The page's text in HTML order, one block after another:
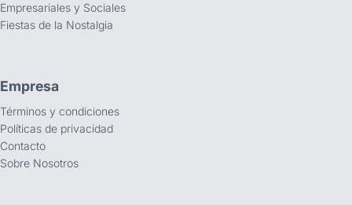
Empresariales y Sociales
Fiestas de la Nostalgia
Empresa
Términos y condiciones
Políticas de privacidad
Contacto
Sobre Nosotros